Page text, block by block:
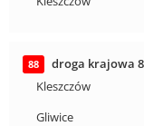
88
droga krajowa
Kleszczów
Gliwice